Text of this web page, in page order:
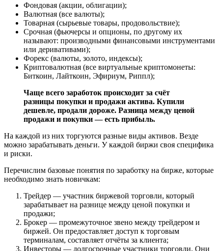
Фондовая (акции, облигации);
Валютная (все валюты);
Товарная (сырьевые товары, продовольствие);
Срочная (фьючерсы и опционы, по другому их
называют: производными финансовыми инструментами
или деривативами);
Форекс (валюты, золото, индексы);
Криптовалютная (все виртуальные криптомонеты:
Биткоин, Лайткоин, Эфириум, Риппл);
Чаще всего заработок происходит за счёт
разницы покупки и продажи актива. Купили
дешевле, продали дороже. Разница между ценой
продажи и покупки — есть прибыль.
На каждой из них торгуются разные виды активов. Везде
можно зарабатывать деньги. У каждой биржи своя специфика
и риски.
Перечислим базовые понятия по заработку на бирже, которые
необходимо знать новичкам:
Трейдер — участник биржевой торговли, который
зарабатывает на разнице между ценой покупки и
продажи;
Брокер — промежуточное звено между трейдером и
биржей. Он предоставляет доступ к торговым
терминалам, составляет отчёты за клиента;
Инвесторы — долгосрочные участники торговли. Они